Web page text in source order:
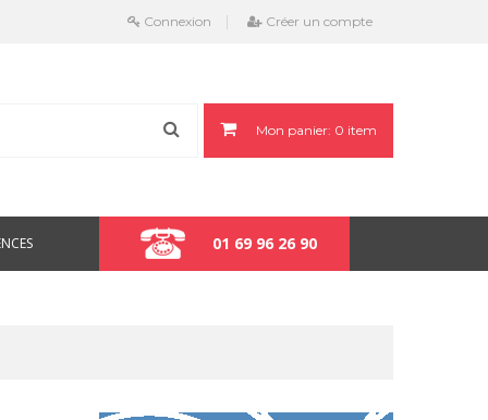
Connexion Créer un compte
Mon panier: 0 item
01 69 96 26 90